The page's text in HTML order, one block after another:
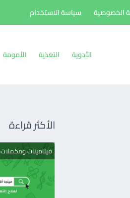
الخصوصية سياسة الاستخدام
الأدوية التغذية الأمومة
الأكثر قراءة
فيتامينات ومكملات